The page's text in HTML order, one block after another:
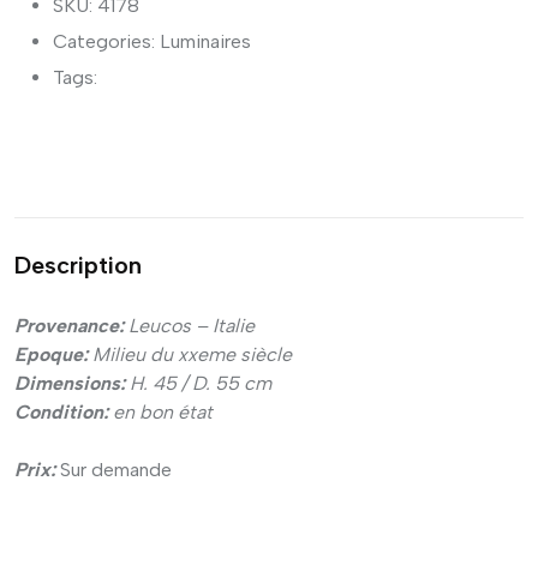
SKU: 4178
Categories: Luminaires
Tags:
Description
Provenance:Leucos – Italie
Epoque:Milieu du xxeme siècle
Dimensions:H. 45 / D. 55 cm
Condition:en bon état
Prix: Sur demande